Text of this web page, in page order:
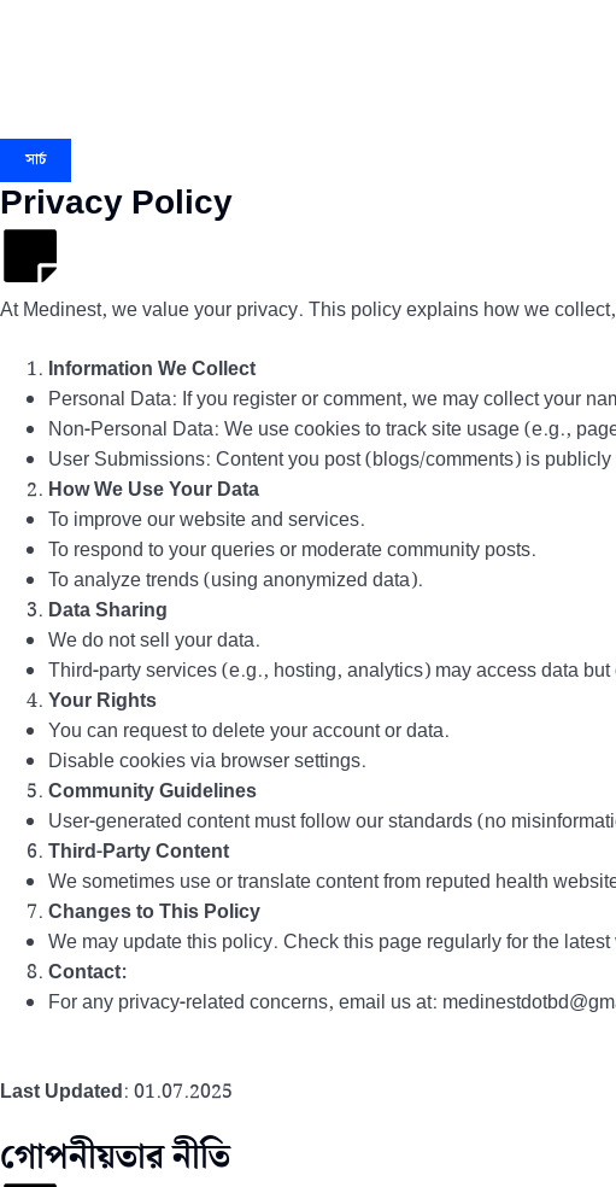
সার্চ
Privacy Policy
At Medinest, we value your privacy. This policy explains how we
Information We Collect
Personal Data: If you register or comment, we may collect your
Non-Personal Data: We use cookies to track site usage (e.g.,
User Submissions: Content you post (blogs/comments) is
How We Use Your Data
To improve our website and services.
To respond to your queries or moderate community posts.
To analyze trends (using anonymized data).
Data Sharing
We do not sell your data.
Third-party services (e.g., hosting, analytics) may access data
Your Rights
You can request to delete your account or data.
Disable cookies via browser settings.
Community Guidelines
User-generated content must follow our standards (no
Third-Party Content
We sometimes use or translate content from reputed health
Changes to This Policy
We may update this policy. Check this page regularly for the
Contact:
For any privacy-related concerns, email us at:
Last Updated: 01.07.2025
গোপনীয়তার নীতি